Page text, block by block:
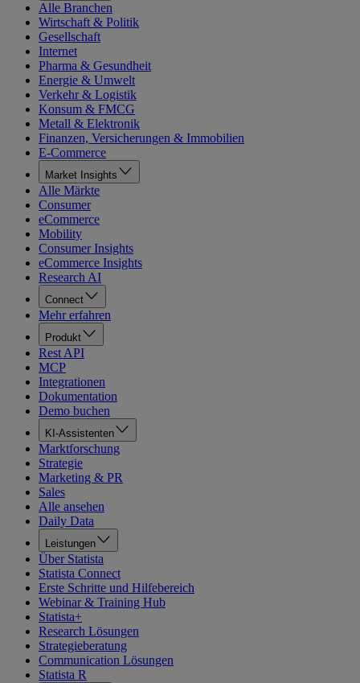
Alle Branchen
Wirtschaft & Politik
Gesellschaft
Internet
Pharma & Gesundheit
Energie & Umwelt
Verkehr & Logistik
Konsum & FMCG
Metall & Elektronik
Finanzen, Versicherungen & Immobilien
E-Commerce
Market Insights
Alle Märkte
Consumer
eCommerce
Mobility
Consumer Insights
eCommerce Insights
Research AI
Connect
Mehr erfahren
Produkt
Rest API
MCP
Integrationen
Dokumentation
Demo buchen
KI-Assistenten
Marktforschung
Strategie
Marketing & PR
Sales
Alle ansehen
Daily Data
Leistungen
Über Statista
Statista Connect
Erste Schritte und Hilfebereich
Webinar & Training Hub
Statista+
Research Lösungen
Strategieberatung
Communication Lösungen
Statista R